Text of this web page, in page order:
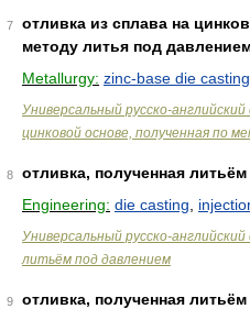
7
отливка из сплава на
методу литья под
Metallurgy: zinc-base die casting
Универсальный русско-английский
цинковой основе, полученная по
8
отливка, полученная
Engineering: die casting
Универсальный русско-английский
литьём под давлением
9
отливка, полученная